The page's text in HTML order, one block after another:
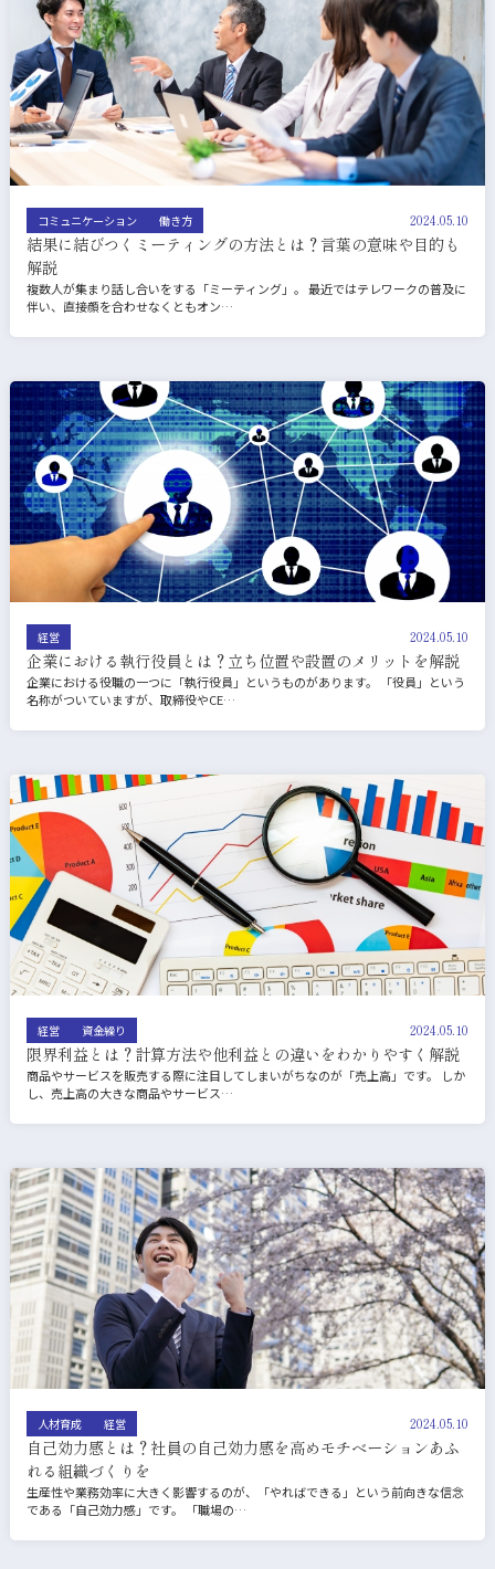
コミュニケーション 働き方 2024.05.10
結果に結びつくミーティングの方法とは？言葉の意味や目的も
解説
複数人が集まり話し合いをする「ミーティング」。 最近ではテレワークの普及に
伴い、直接顔を合わせなくともオン…
経営 2024.05.10
企業における執行役員とは？立ち位置や設置のメリットを解説
企業における役職の一つに「執行役員」というものがあります。 「役員」という
名称がついていますが、取締役やCE…
経営 資金繰り 2024.05.10
限界利益とは？計算方法や他利益との違いをわかりやすく解説
商品やサービスを販売する際に注目してしまいがちなのが「売上高」です。 しか
し、売上高の大きな商品やサービス…
人材育成 経営 2024.05.10
自己効力感とは？社員の自己効力感を高めモチベーションあふ
れる組織づくりを
生産性や業務効率に大きく影響するのが、「やればできる」という前向きな信念
である「自己効力感」です。 「職場の…